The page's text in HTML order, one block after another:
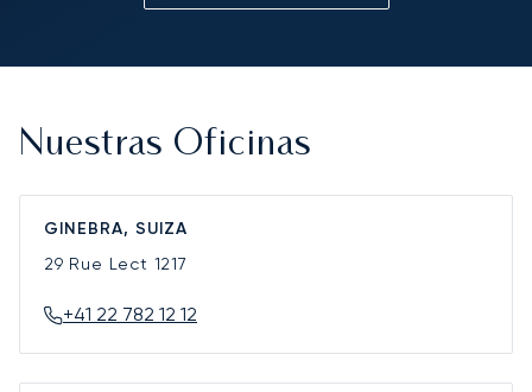
Nuestras Oficinas
GINEBRA, SUIZA
29 Rue Lect 1217
+41 22 782 12 12